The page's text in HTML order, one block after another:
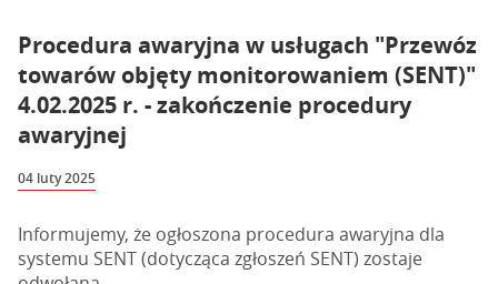
Procedura awaryjna w usługach "Przewóz
towarów objęty monitorowaniem (SENT)"
4.02.2025 r. - zakończenie procedury
awaryjnej
04 luty 2025
Informujemy, że ogłoszona procedura awaryjna dla
systemu SENT (dotycząca zgłoszeń SENT) zostaje